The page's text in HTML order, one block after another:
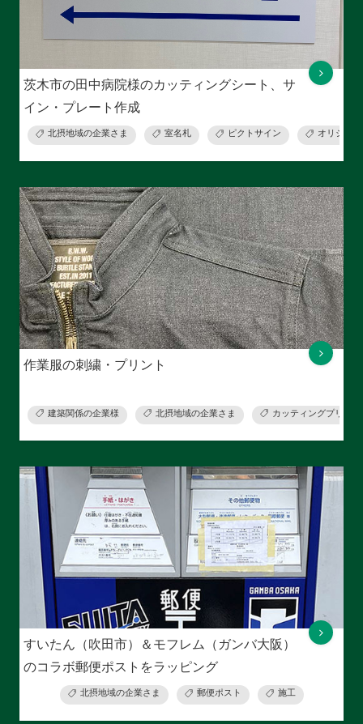
茨木市の田中病院様のカッティングシート、サ
イン・プレート作成
北摂地域の企業さま 室名札 ピクトサイン オリジナ
作業服の刺繍・プリント
建築関係の企業様 北摂地域の企業さま カッティングプリント
すいたん（吹田市）＆モフレム（ガンバ大阪）
のコラボ郵便ポストをラッピング
北摂地域の企業さま 郵便ポスト 施工